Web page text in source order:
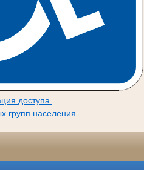
доступа
групп населения